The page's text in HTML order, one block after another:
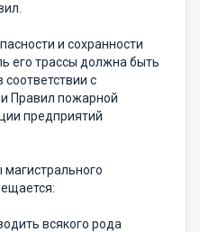
и сохранности
его трассы должна быть
соответствии с
Правил пожарной
предприятий
магистрального
всякого рода